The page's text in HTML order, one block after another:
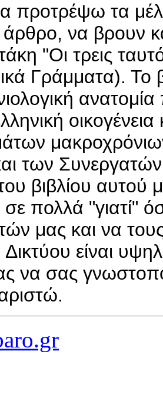
προτρέψω τα
να βρουν
"Οι τρεις
Γράμματα). Το
των
βιβλίου αυτού
σε πολλά "γιατί"
μας και να
είναι
να σας